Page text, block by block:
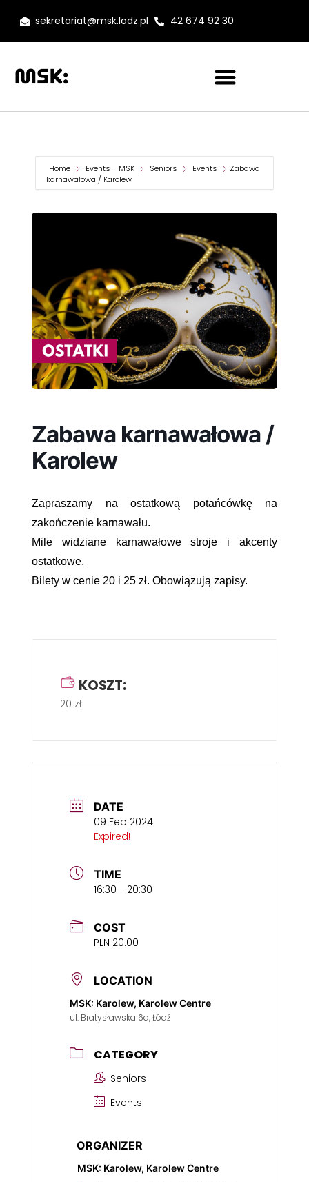
sekretariat@msk.lodz.pl 42 674 92 30
Home Events - MSK Seniors Events
Zabawa
karnawałowa / Karolew
Zabawa karnawałowa /
Karolew
Zapraszamy na ostatkową potańcówkę na
zakończenie karnawału.
Mile widziane karnawałowe stroje i akcenty
ostatkowe.
Bilety w cenie 20 i 25 zł. Obowiązują zapisy.
KOSZT:
20 zł
DATE
09 Feb 2024
Expired!
TIME
16:30 - 20:30
COST
PLN 20.00
LOCATION
MSK: Karolew, Karolew Centre
ul. Bratysławska 6a, Łódź
CATEGORY
Seniors
Events
ORGANIZER
MSK: Karolew, Karolew Centre